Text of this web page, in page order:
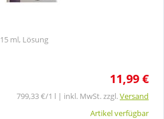
15 ml, Lösung
11,99 €
799,33 €/1 l | inkl. MwSt. zzgl.Versand
Artikel verfügbar